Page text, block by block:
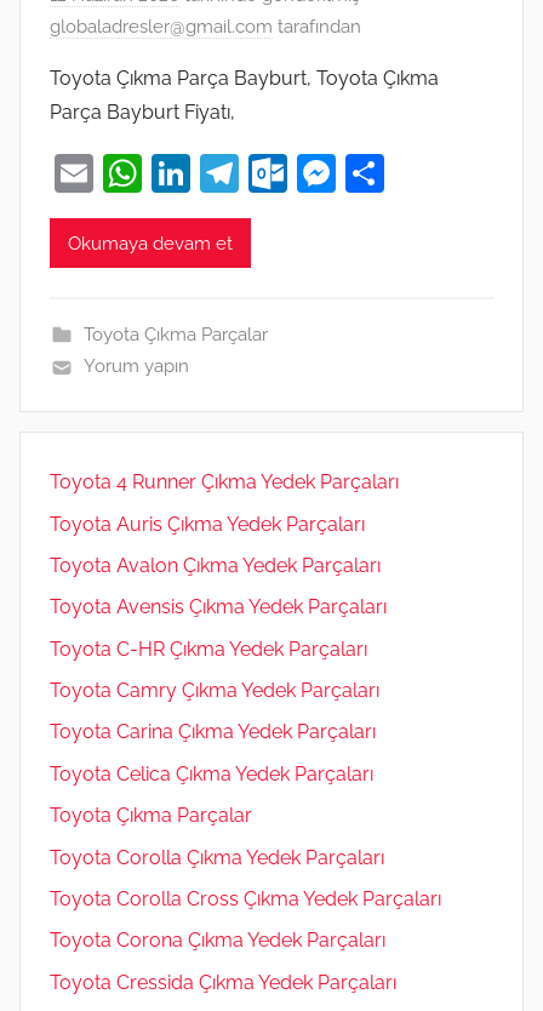
globaladresler@gmail.com tarafından
Toyota Çıkma Parça Bayburt, Toyota Çıkma
Parça Bayburt Fiyatı,
E
m
ai
W
h
at
A
p
p
Li
n
k
dI
T
el
a
O
o
m
M
er
Okumaya devam et
Toyota Çıkma Parçalar
Yorum yapın
Toyota 4 Runner Çıkma Yedek Parçaları
Toyota Auris Çıkma Yedek Parçaları
Toyota Avalon Çıkma Yedek Parçaları
Toyota Avensis Çıkma Yedek Parçaları
Toyota C-HR Çıkma Yedek Parçaları
Toyota Camry Çıkma Yedek Parçaları
Toyota Carina Çıkma Yedek Parçaları
Toyota Celica Çıkma Yedek Parçaları
Toyota Çıkma Parçalar
Toyota Corolla Çıkma Yedek Parçaları
Toyota Corolla Cross Çıkma Yedek Parçaları
Toyota Corona Çıkma Yedek Parçaları
Toyota Cressida Çıkma Yedek Parçaları